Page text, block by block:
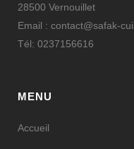
28500 Vernouillet
Email : contact@safak-
Tél: 0237156616
MENU
Accueil